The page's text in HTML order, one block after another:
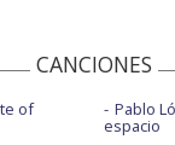
CANCIONES
of Pablo
espacio